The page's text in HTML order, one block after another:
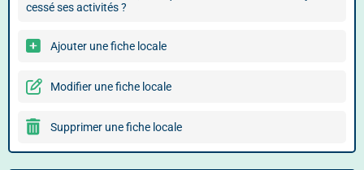
cessé ses activités ?
Ajouter une fiche locale
Modifier une fiche locale
Supprimer une fiche locale